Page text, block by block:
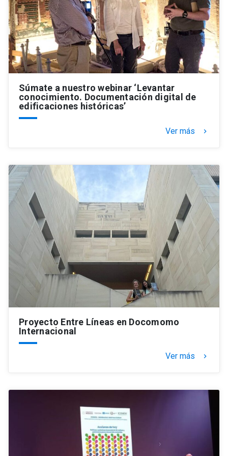
Súmate a nuestro webinar ‘Levantar
conocimiento. Documentación digital de
edificaciones históricas’
Ver más keyboard_arrow_right
Proyecto Entre Líneas en Docomomo
Internacional
Ver más keyboard_arrow_right